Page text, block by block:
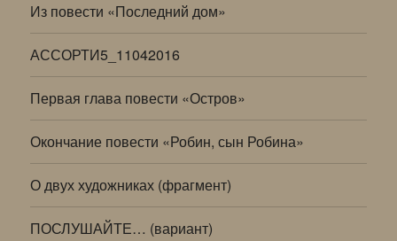
Из повести «Последний дом»
АССОРТИ5_11042016
Первая глава повести «Остров»
Окончание повести «Робин, сын Робина»
О двух художниках (фрагмент)
ПОСЛУШАЙТЕ… (вариант)